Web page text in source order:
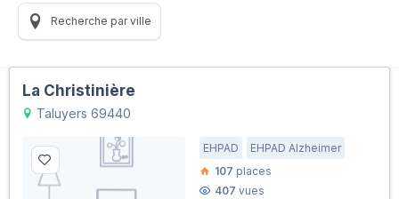
Recherche par ville
La Christinière
Taluyers 69440
EHPAD
EHPAD Alzheimer
107 places
407 vues